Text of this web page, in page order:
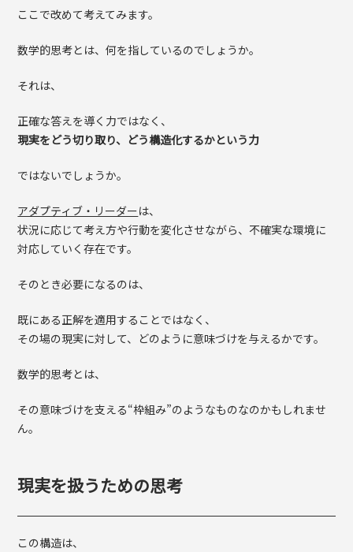
ここで改めて考えてみます。
数学的思考とは、何を指しているのでしょうか。
それは、
正確な答えを導く力ではなく、
現実をどう切り取り、どう構造化するかという力
ではないでしょうか。
アダプティブ・リーダーは、
状況に応じて考え方や行動を変化させながら、不確実な環境に
対応していく存在です。
そのとき必要になるのは、
既にある正解を適用することではなく、
その場の現実に対して、どのように意味づけを与えるかです。
数学的思考とは、
その意味づけを支える“枠組み”のようなものなのかもしれませ
ん。
現実を扱うための思考
この構造は、